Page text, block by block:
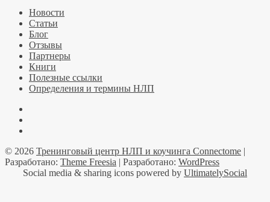
Новости
Статьи
Блог
Отзывы
Партнеры
Книги
Полезные ссылки
Определения и термины НЛП
© 2026 Тренинговый центр НЛП и коучинга Connectome |
Разработано: Theme Freesia | Разработано: WordPress
Social media & sharing icons powered by UltimatelySocial